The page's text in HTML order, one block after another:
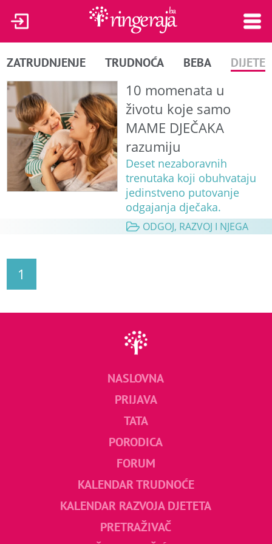
ZATRUDNJENJE TRUDNOĆA BEBA DIJETE
10 momenata u
životu koje samo
MAME DJEČAKA
razumiju
Deset nezaboravnih
trenutaka koji obuhvataju
jedinstveno putovanje
odgajanja dječaka.
ODGOJ, RAZVOJ I NJEGA
1
NASLOVNA
PRIJAVA
TATA
PORODICA
FORUM
KALENDAR TRUDNOĆE
KALENDAR RAZVOJA DJETETA
PRETRAŽIVAČ